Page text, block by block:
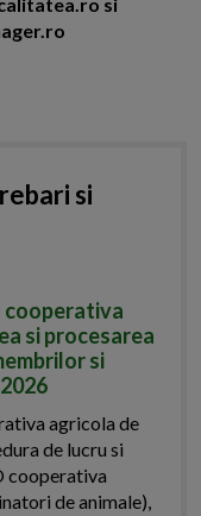
si
cooperativa
si procesarea
si
agricola de
de lucru si
cooperativa
de animale),